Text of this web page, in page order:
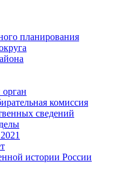
планирования
комиссия
сведений
истории России